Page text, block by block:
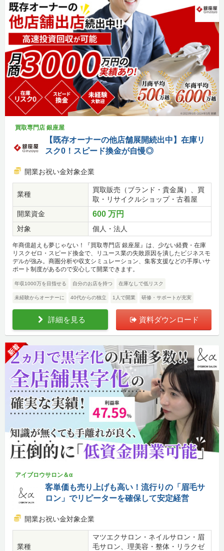
買取専門店 銀座屋
【既存オーナーの他店舗展開続出中】在庫リ
スク0！スピード換金が自慢◎
開業お祝い金対象企業
業種
買取販売（ブランド・貴金属）、買
取・リサイクルショップ・古着屋
開業資金
600 万円
対象 個人・法人
年商億超えも夢じゃない！『買取専門店 銀座屋』は、少ない経費・在庫
リスクゼロ・スピード換金で、リユース業の失敗原因を潰したビジネスモ
デルが強み。商圏分析や収支シミュレーション、集客支援などの手厚いサ
ポート制度があるので安心して開業できます。
年収1000万を目指せる 自分のお店を持つ 在庫なしで低リスク
未経験からオーナーに 40代からの独立 1人で開業 研修・サポートが充実
詳細を見る 資料ダウンロード
新着
アイブロウサロン＆α
客単価も売り上げも高い！流行りの「眉毛サ
ロン」でリピーターを確保して安定経営
開業お祝い金対象企業
業種
マツエクサロン・ネイルサロン・眉
毛サロン、理美容・整体・リラクゼ